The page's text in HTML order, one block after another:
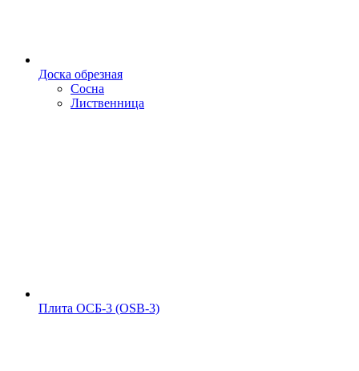
Доска обрезная
Сосна
Лиственница
Плита ОСБ-3 (OSB-3)